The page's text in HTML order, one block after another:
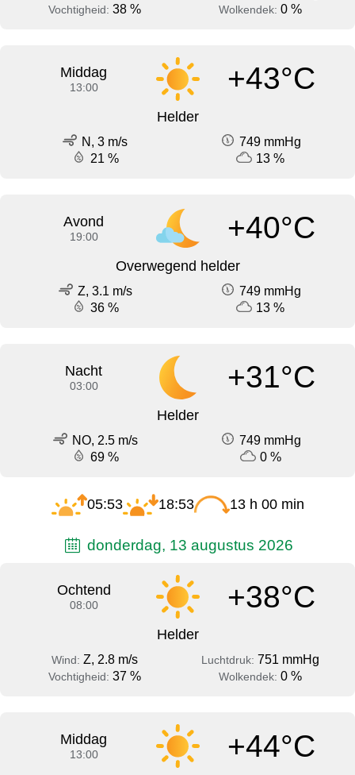
Vochtigheid: 38 % Wolkendek: 0 %
Middag
13:00 +43°C
Helder
N, 3 m/s
749 mmHg
21 %
13 %
Avond
19:00 +40°C
Overwegend helder
Z, 3.1 m/s
749 mmHg
36 %
13 %
Nacht
03:00 +31°C
Helder
NO, 2.5 m/s
749 mmHg
69 %
0 %
05:53 18:53 13 h 00 min
donderdag, 13 augustus 2026
Ochtend
08:00 +38°C
Helder
Wind: Z, 2.8 m/s Luchtdruk: 751 mmHg
Vochtigheid: 37 % Wolkendek: 0 %
Middag
13:00 +44°C